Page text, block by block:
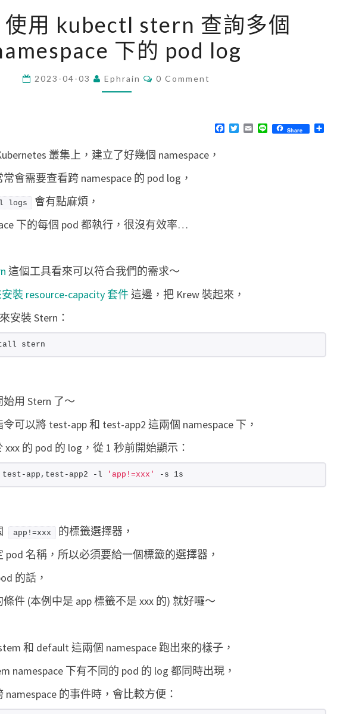
K
8
]
u
t
t
e
n
n
m
e
s
a
c
e
的
d
l
o
g
使用 kubectl stern 查詢多個
下的 pod log
2023-04-03 Ephrain
C
0 Comment
F
T
E
L
Share
分
叢集上，建立了好幾個 namespace，
會需要查看跨 namespace 的 pod log，
logs
會有點麻煩，
下的每個 pod 都執行，很沒有效率…
這個工具看來可以符合我們的需求～
裝 resource-capacity 套件這邊，把 Krew 裝起來，
安裝 Stern：
stern
用 Stern 了～
可以將 test-app 和 test-app2 這兩個 namespace 下，
的 pod 的 log，從 1 秒前開始顯示：
app,test-app2 -l 'app!=xxx' -s 1s
app!=xxx
的標籤選擇器，
pod 名稱，所以必須要給一個標籤的選擇器，
的話，
件 (本例中是 app 標籤不是 xxx 的) 就好囉～
和 default 這兩個 namespace 跑出來的樣子，
namespace 下有不同的 pod 的 log 都同時出現，
的事件時，會比較方便：